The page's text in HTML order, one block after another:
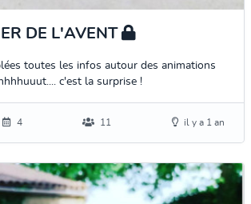
DE L'AVENT
toutes les infos autour des animations
c'est la surprise !
4 11 il y a 1 an